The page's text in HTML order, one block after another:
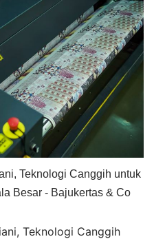
Teknologi Canggih untuk
Besar - Bajukertas & Co
Teknologi Canggih